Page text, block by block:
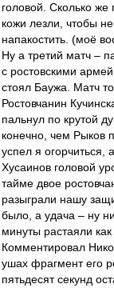
головой. Сколько
кожи лезли, чтобы
напакостить. (моё
Ну а третий матч –
с ростовскими
стоял Баужа. Матч
Ростовчанин
пальнул по крутой
конечно, чем Рыков
успел я огорчиться,
Хусаинов головой
тайме двое
разыграли нашу
было, а удача – ну
минуты растаяли
Комментировал
ушах фрагмент его
пятьдесят секунд